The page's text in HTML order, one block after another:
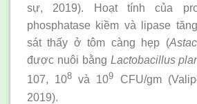
sự, 2019). Hoạt tính của
phosphatase kiềm và lipase
sát thấy ở tôm càng hẹp (
được nuôi bằng Lactobacillus
107, 108 và 109 CFU/gm
2019).